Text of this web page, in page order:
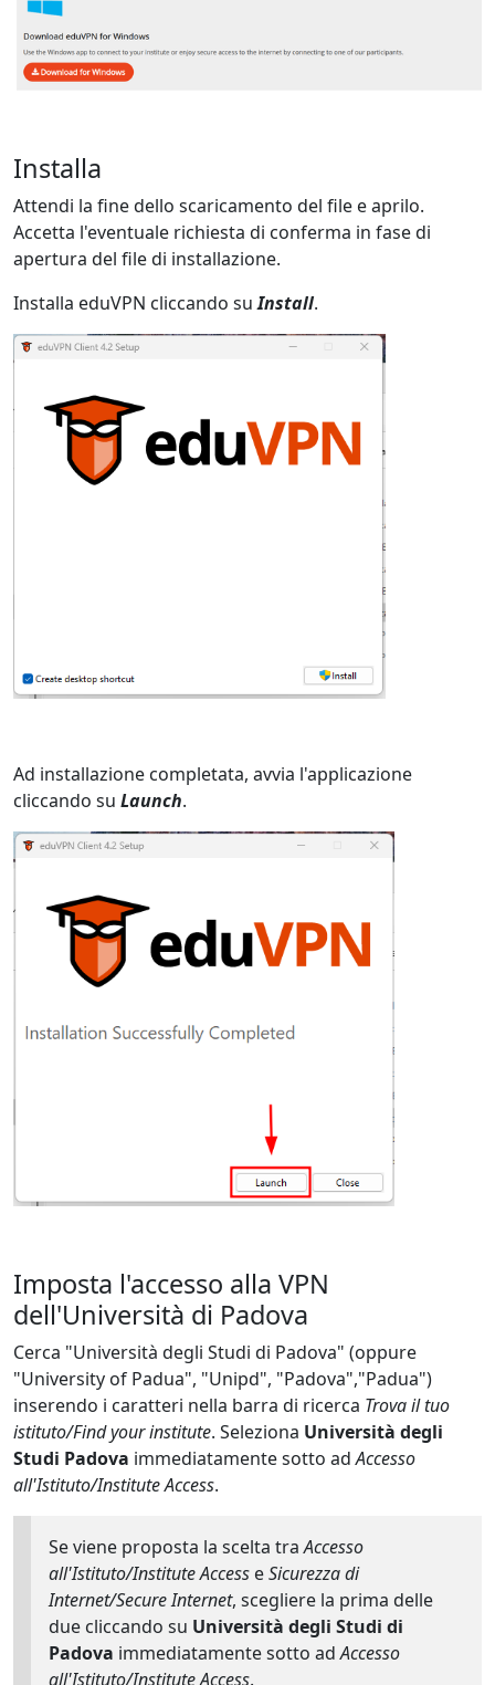
Installa
Attendi la fine dello scaricamento del file e aprilo.
Accetta l'eventuale richiesta di conferma in fase di
apertura del file di installazione.
Installa eduVPN cliccando suInstall.
Ad installazione completata, avvia l'applicazione
cliccando su Launch.
Imposta l'accesso alla VPN
dell'Università di Padova
Cerca "Università degli Studi di Padova" (oppure
"University of Padua", "Unipd", "Padova","Padua")
inserendo i caratteri nella barra di ricerca Trova il tuo
istituto/Find your institute. Seleziona Università degli
Studi Padova immediatamente sotto adAccesso
all'Istituto/Institute Access.
Se viene proposta la scelta traAccesso
all'Istituto/Institute Access eSicurezza di
Internet/Secure Internet, scegliere la prima delle
due cliccando su Università degli Studi di
Padova immediatamente sotto adAccesso
all'Istituto/Institute Access.